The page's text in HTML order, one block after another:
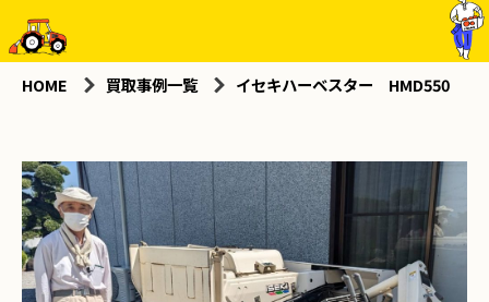
HOME 買取事例一覧 イセキハーベスター HMD550